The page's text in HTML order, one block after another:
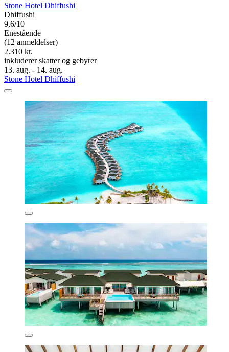
Stone Hotel Dhiffushi
Dhiffushi
9,6/10
Enestående
(12 anmeldelser)
2.310 kr.
inkluderer skatter og gebyrer
13. aug. - 14. aug.
Stone Hotel Dhiffushi